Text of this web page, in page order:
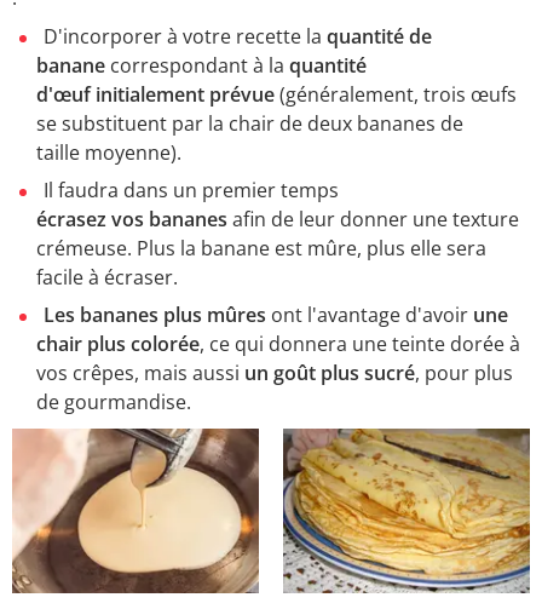
D'incorporer à votre recette la quantité de
banane correspondant à la quantité
d'œuf initialement prévue(généralement, trois œufs
se substituent par la chair de deux bananes de
taille moyenne).
Il faudra dans un premier temps
écrasez vos bananes afin de leur donner une texture
crémeuse. Plus la banane est mûre, plus elle sera
facile à écraser.
Les bananes plus mûres ont l'avantage d'avoir une
chair plus colorée, ce qui donnera une teinte dorée à
vos crêpes, mais aussi un goût plus sucré, pour plus
de gourmandise.